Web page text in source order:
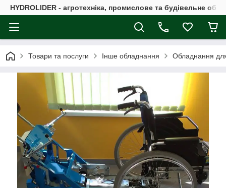
HYDROLIDER - агротехніка, промислове та будівельне
Товари та послуги Інше обладнання Обладнання